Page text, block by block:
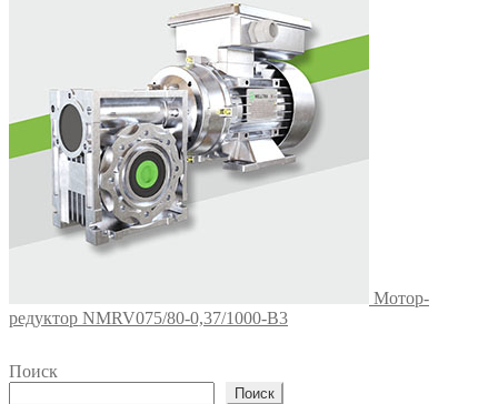
Мотор-
редуктор NMRV075/80-0,37/1000-В3
Поиск
Поиск